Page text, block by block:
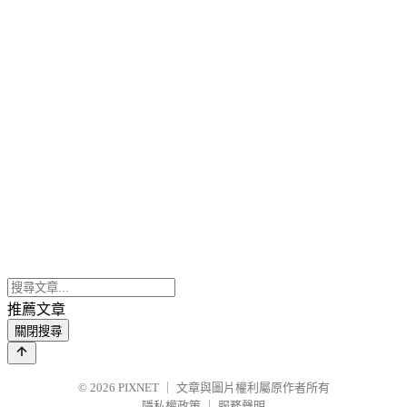
推薦文章
關閉搜尋
© 2026 PIXNET
文章與圖片權利屬原作者所有